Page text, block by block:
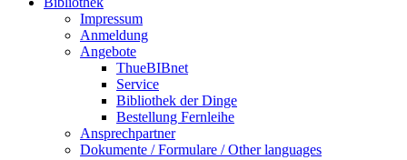
Impressum
Anmeldung
Angebote
ThueBIBnet
Service
Bibliothek der Dinge
Bestellung Fernleihe
Ansprechpartner
Dokumente / Formulare / Other languages